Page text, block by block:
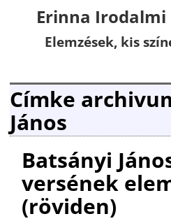
Erinna Irodalmi
Elemzések, kis
Címke
János
Batsányi
versének
(röviden)